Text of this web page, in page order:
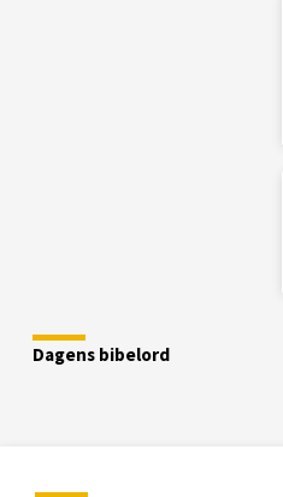
Dagens bibelord